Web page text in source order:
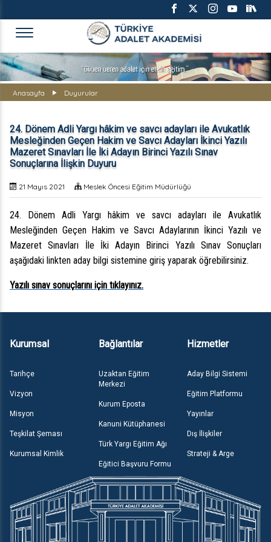
TÜRKİYE ADALET AKADEMİSİ
Anasayfa Duyurular
24. Dönem Adli Yargı hâkim ve savcı adayları ile Avukatlık
Mesleğinden Geçen Hakim ve Savcı Adayları İkinci Yazılı
Mazeret Sınavları İle İki Adayın Birinci Yazılı Sınav
Sonuçlarına İlişkin Duyuru
21 Mayıs 2021 Meslek Öncesi Eğitim Müdürlüğü
24. Dönem Adli Yargı hâkim ve savcı adayları ile Avukatlık
Mesleğinden Geçen Hakim ve Savcı Adaylarının İkinci Yazılı ve
Mazeret Sınavları İle İki Adayın Birinci Yazılı Sınav Sonuçları
aşağıdaki linkten aday bilgi sistemine giriş yaparak öğrebilirsiniz.
Yazılı sınav sonuçlarını için tıklayınız.
Kurumsal
Tarihçe
Vizyon
Misyon
Teşkilat Şeması
Kurumsal Kimlik
Bağlantılar
Uzaktan Eğitim
Merkezi
Kurum Eposta
Kanuni Kütüphanesi
Türk Yargı Eğitim Ağı
Eğitici Başvuru Formu
Hizmetler
Aday Bilgi Sistemi
Eğitim Platformu
Yayınlar
Dış İlişkiler
Strateji & Arge